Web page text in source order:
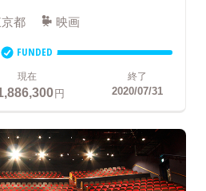
都 映画
FUNDED
現在
円
終了
2020/07/31